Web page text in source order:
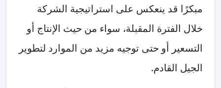
مبكرًا قد ينعكس على استراتيجية الشركة
خلال الفترة المقبلة، سواء من حيث الإنتاج أو
التسعير أو حتى توجيه مزيد من الموارد لتطوير
الجيل القادم.